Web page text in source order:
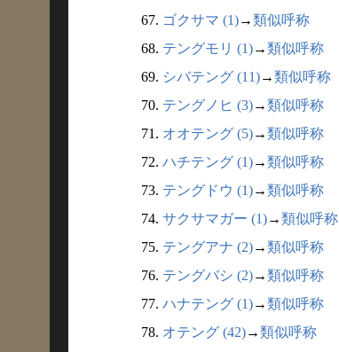
67. ゴクサマ (1)→類似呼称
68. テングモリ (1)→類似呼称
69. シバテング (11)→類似呼称
70. テングノヒ (3)→類似呼称
71. オオテング (5)→類似呼称
72. ハチテング (1)→類似呼称
73. テングドウ (1)→類似呼称
74. サクサマガー (1)→類似呼称
75. テングアナ (2)→類似呼称
76. テングバシ (2)→類似呼称
77. ハナテング (1)→類似呼称
78. オテング (42)→類似呼称